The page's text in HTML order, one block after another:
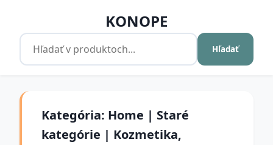
KONOPE
Hľadať
Kategória: Home | Staré
kategórie | Kozmetika,